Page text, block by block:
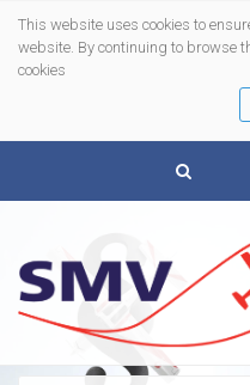
This website uses cookies to
website. By continuing to browse
cookies